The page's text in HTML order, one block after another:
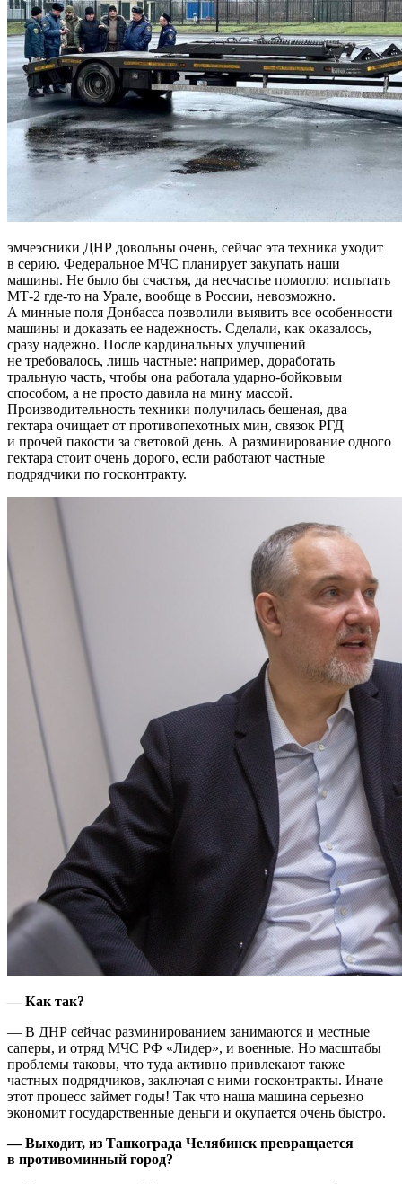
эмчеэсники ДНР довольны очень, сейчас эта техника уходит
в серию. Федеральное МЧС планирует закупать наши
машины. Не было бы счастья, да несчастье помогло: испытать
МТ-2 где-то на Урале, вообще в России, невозможно.
А минные поля Донбасса позволили выявить все особенности
машины и доказать ее надежность. Сделали, как оказалось,
сразу надежно. После кардинальных улучшений
не требовалось, лишь частные: например, доработать
тральную часть, чтобы она работала ударно-бойковым
способом, а не просто давила на мину массой.
Производительность техники получилась бешеная, два
гектара очищает от противопехотных мин, связок РГД
и прочей пакости за световой день. А разминирование одного
гектара стоит очень дорого, если работают частные
подрядчики по госконтракту.
— Как так?
— В ДНР сейчас разминированием занимаются и местные
саперы, и отряд МЧС РФ «Лидер», и военные. Но масштабы
проблемы таковы, что туда активно привлекают также
частных подрядчиков, заключая с ними госконтракты. Иначе
этот процесс займет годы! Так что наша машина серьезно
экономит государственные деньги и окупается очень быстро.
— Выходит, из Танкограда Челябинск превращается
в противоминный город?